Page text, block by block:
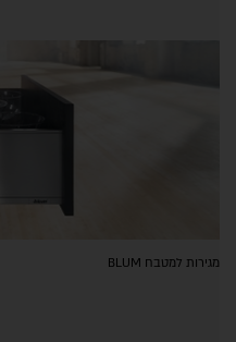
מגירות למטבח BLUM